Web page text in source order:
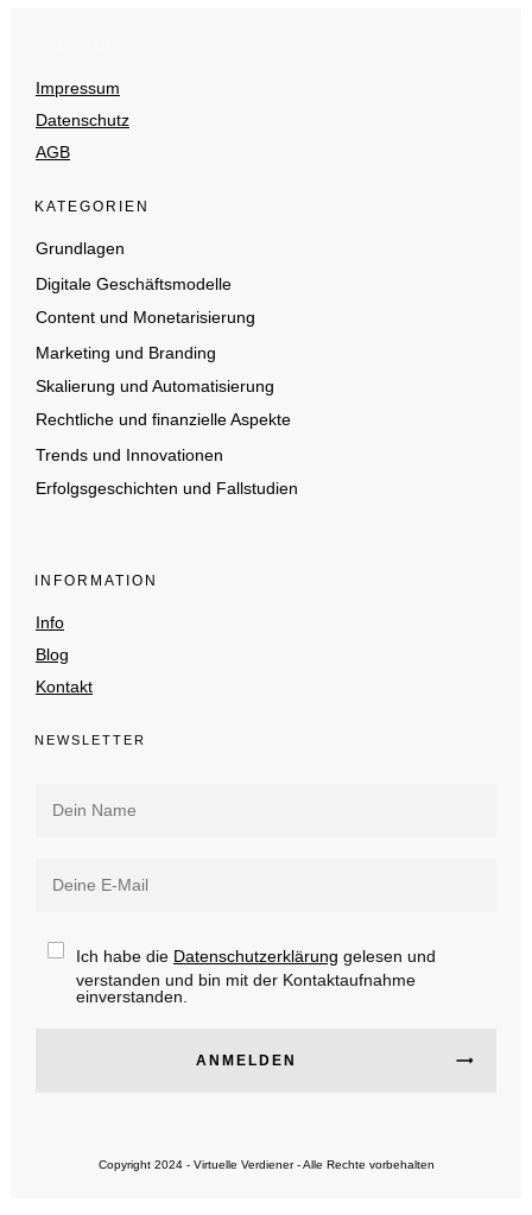
Impressum
Datenschutz
AGB
KATEGORIEN
Grundlagen
Digitale Geschäftsmodelle
Content und Monetarisierung
Marketing und Branding
Skalierung und Automatisierung
Rechtliche und finanzielle Aspekte
Trends und Innovationen
Erfolgsgeschichten und Fallstudien
INFORMATION
Info
Blog
Kontakt
NEWSLETTER
Ich habe die Datenschutzerklärung gelesen und
verstanden und bin mit der Kontaktaufnahme
einverstanden.
ANMELDEN
Copyright 2024 - Virtuelle Verdiener - Alle Rechte vorbehalten